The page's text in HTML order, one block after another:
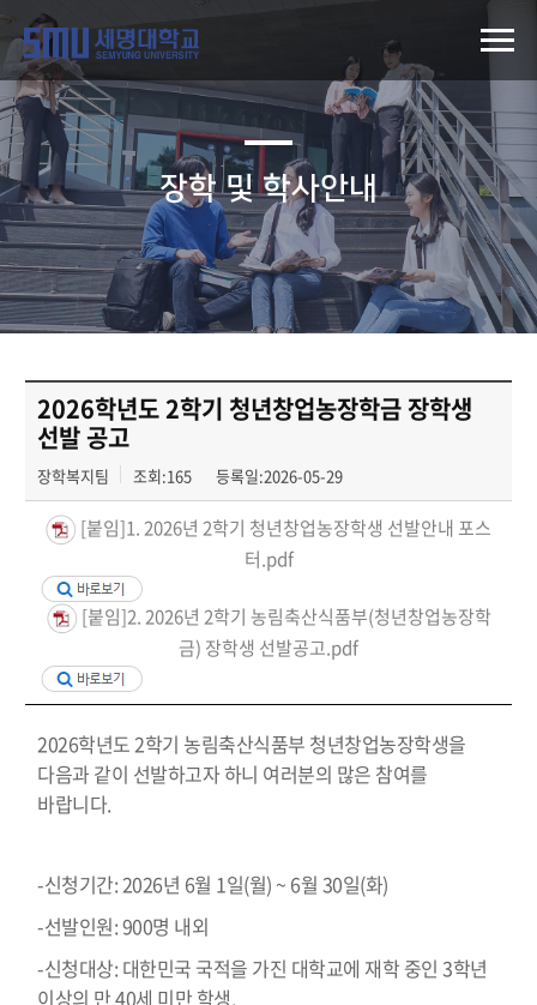
장학 및 학사안내
2026학년도 2학기 청년창업농장학금 장학생
선발 공고
장학복지팀 조회:165 등록일:2026-05-29
터.pdf
금) 장학생 선발공고.pdf
2026학년도 2학기 농림축산식품부 청년창업농장학생을
다음과 같이 선발하고자 하니 여러분의 많은 참여를
바랍니다.
-신청기간:2026년 6월 1일(월) ~ 6월 30일(화)
-선발인원: 900명 내외
-신청대상: 대한민국 국적을 가진 대학교에 재학 중인 3학년
이상의 만 40세 미만 학생,